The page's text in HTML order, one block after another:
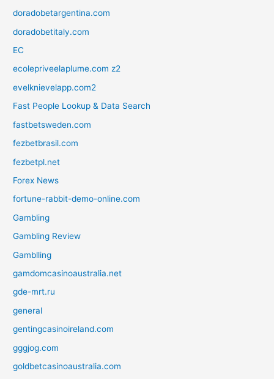
doradobetargentina.com
doradobetitaly.com
EC
ecolepriveelaplume.com z2
evelknievelapp.com2
Fast People Lookup & Data Search
fastbetsweden.com
fezbetbrasil.com
fezbetpl.net
Forex News
fortune-rabbit-demo-online.com
Gambling
Gambling Review
Gamblling
gamdomcasinoaustralia.net
gde-mrt.ru
general
gentingcasinoireland.com
gggjog.com
goldbetcasinoaustralia.com